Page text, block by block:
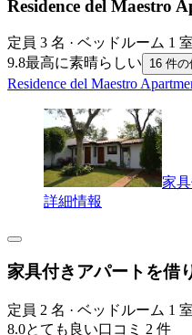
Residence del Maestro
定員 3 名 · ベッドルーム 1
9.8最高に素晴らしい 16 件の
Residence del Maestro
家
詳細情報
家具付きアパートを借
定員 2 名 · ベッドルーム 1
8.0とても良い口コミ 2 件